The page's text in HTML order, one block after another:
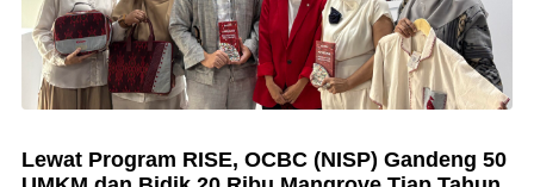
Lewat Program RISE, OCBC (NISP) Gandeng 50